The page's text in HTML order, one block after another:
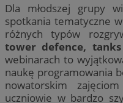
Dla młodszej grupy
spotkania tematyczne
różnych typów
tower defence,
webinarach to
naukę programowania
nowatorskim
uczniowie w bardzo